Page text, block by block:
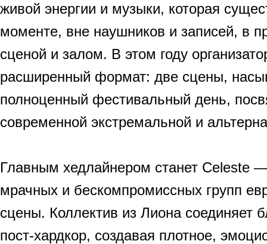
живой энергии и музыки, которая
моменте, вне наушников и записей, в
сценой и залом. В этом году
расширенный формат: две сцены,
полноценный фестивальный день,
современной экстремальной и
Главным хедлайнером станет Celeste
мрачных и бескомпромиссных групп
сцены. Коллектив из Лиона соединяет
пост-хардкор, создавая плотное,